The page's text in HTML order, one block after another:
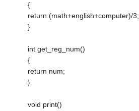
{
return (math+english+computer)/3;
}
int get_reg_num()
{
return num;
}
void print()